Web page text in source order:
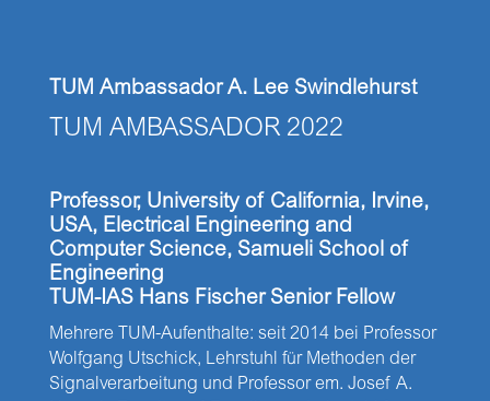
TUM Ambassador A. Lee Swindlehurst
TUM AMBASSADOR 2022
Professor, University of California, Irvine,
USA, Electrical Engineering and
Computer Science, Samueli School of
Engineering
TUM-IAS Hans Fischer Senior Fellow
Mehrere TUM-Aufenthalte: seit 2014 bei Professor
Wolfgang Utschick, Lehrstuhl für Methoden der
Signalverarbeitung und Professor em. Josef A.